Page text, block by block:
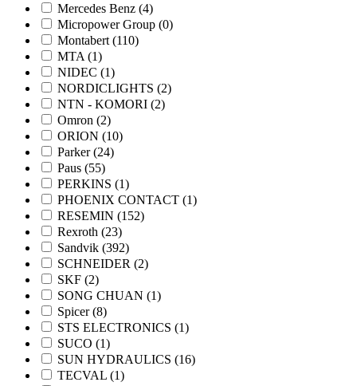
Mercedes Benz (4)
Micropower Group (0)
Montabert (110)
MTA (1)
NIDEC (1)
NORDICLIGHTS (2)
NTN - KOMORI (2)
Omron (2)
ORION (10)
Parker(24)
Paus (55)
PERKINS (1)
PHOENIX CONTACT (1)
RESEMIN (152)
Rexroth (23)
Sandvik (392)
SCHNEIDER (2)
SKF (2)
SONG CHUAN (1)
Spicer(8)
STS ELECTRONICS (1)
SUCO (1)
SUN HYDRAULICS (16)
TECVAL (1)